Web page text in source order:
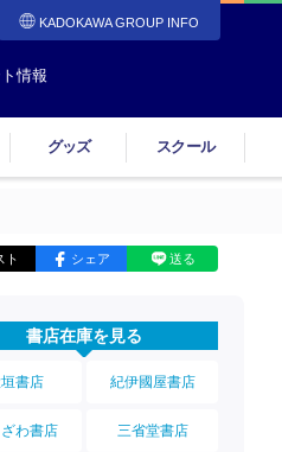
KADOKAWA GROUP INFO
情報
グッズ スクール
ト シェア 送る
書店在庫を見る
書店 紀伊國屋書店
ざわ書店 三省堂書店